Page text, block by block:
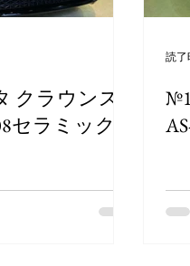
クラウンス
セラミック
読了